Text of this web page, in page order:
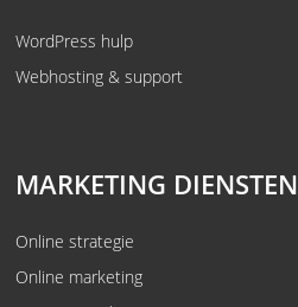
WordPress hulp
Webhosting & support
MARKETING DIENSTEN
Online strategie
Online marketing